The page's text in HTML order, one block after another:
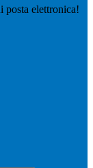
posta elettronica!